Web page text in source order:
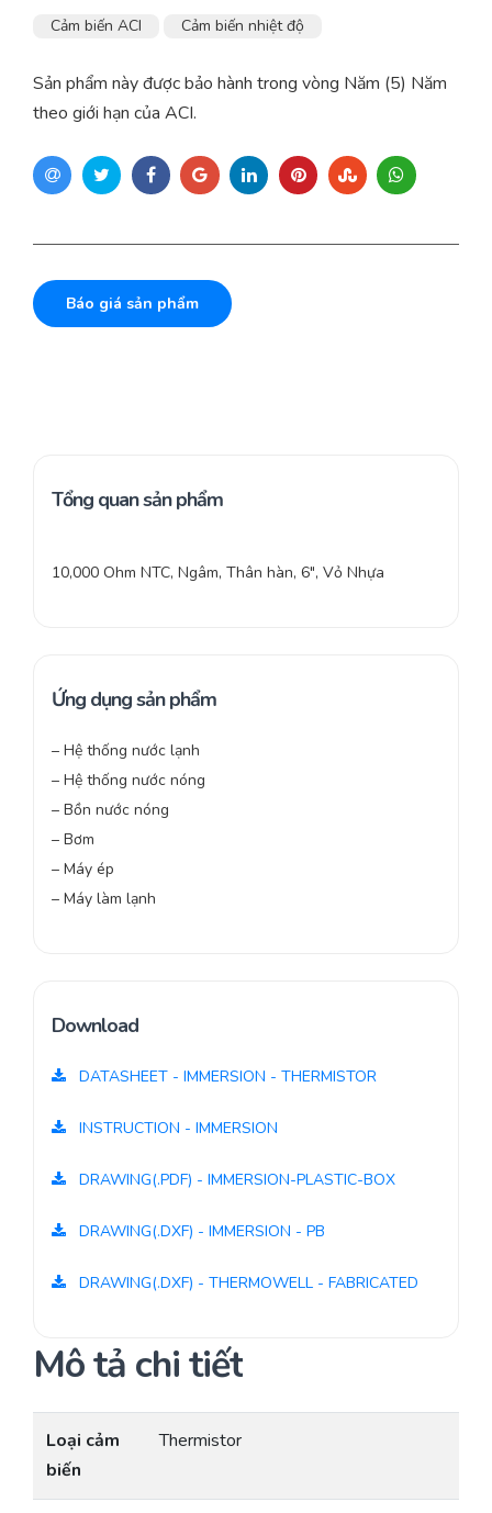
Cảm biến ACI Cảm biến nhiệt độ
Sản phẩm này được bảo hành trong vòng Năm (5) Năm
theo giới hạn của ACI.
Báo giá sản phẩm
Tổng quan sản phẩm
10,000 Ohm NTC, Ngâm, Thân hàn, 6″, Vỏ Nhựa
Ứng dụng sản phẩm
– Hệ thống nước lạnh
– Hệ thống nước nóng
– Bồn nước nóng
– Bơm
– Máy ép
– Máy làm lạnh
Download
DATASHEET - IMMERSION - THERMISTOR
INSTRUCTION - IMMERSION
DRAWING(.PDF) - IMMERSION-PLASTIC-BOX
DRAWING(.DXF) - IMMERSION - PB
DRAWING(.DXF) - THERMOWELL - FABRICATED
Mô tả chi tiết
Loại cảm
biến
Thermistor